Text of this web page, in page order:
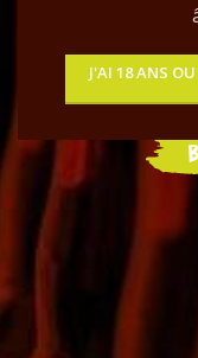
J'AI 18 ANS